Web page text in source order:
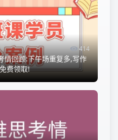
414
情回顾:下午场重复多,写作
费领取!